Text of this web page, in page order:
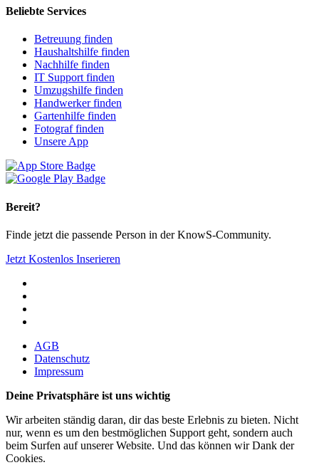
Beliebte Services
Betreuung finden
Haushaltshilfe finden
Nachhilfe finden
IT Support finden
Umzugshilfe finden
Handwerker finden
Gartenhilfe finden
Fotograf finden
Unsere App
Bereit?
Finde jetzt die passende Person in der KnowS-Community.
Jetzt Kostenlos Inserieren
AGB
Datenschutz
Impressum
Deine Privatsphäre ist uns wichtig
Wir arbeiten ständig daran, dir das beste Erlebnis zu bieten. Nicht
nur, wenn es um den bestmöglichen Support geht, sondern auch
beim Surfen auf unserer Website. Und das können wir Dank der
Cookies.